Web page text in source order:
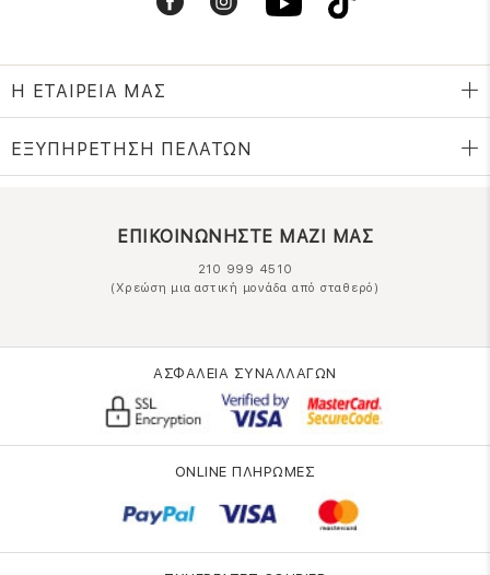
Η ΕΤΑΙΡΕΙΑ ΜΑΣ
ΕΞΥΠΗΡΕΤΗΣΗ ΠΕΛΑΤΩΝ
ΕΠΙΚΟΙΝΩΝΗΣΤΕ ΜΑΖΙ ΜΑΣ
210 999 4510
(Χρεώση μια αστική μονάδα από σταθερό)
ΑΣΦΑΛΕΙΑ ΣΥΝΑΛΛΑΓΩΝ
ONLINE ΠΛΗΡΩΜΕΣ